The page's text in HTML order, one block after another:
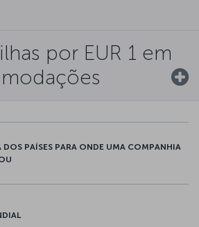
por EUR 1 em
PAÍSES PARA ONDE UMA COMPANHIA